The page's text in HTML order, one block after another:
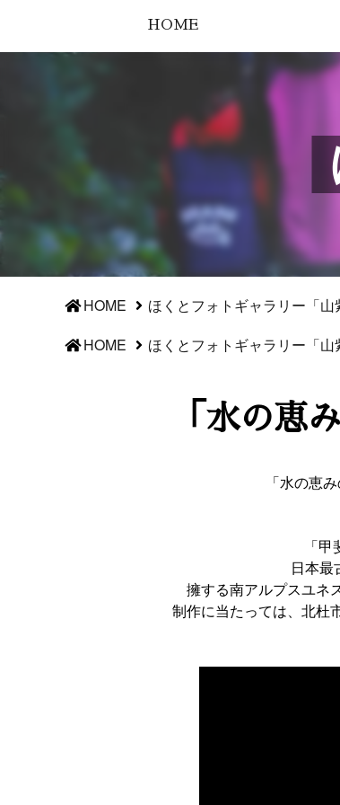
HOME
HOME ほくとフォトギャラリー「山
HOME
ほくとフォトギャラリー「山
「水の恵
「水の恵
「
日本最
擁する南アルプスユネ
制作に当たっては、北杜